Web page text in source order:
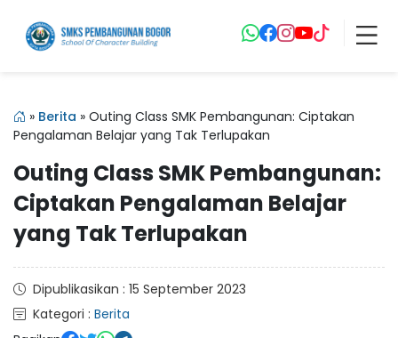
» Berita » Outing Class SMK Pembangunan: Ciptakan
Pengalaman Belajar yang Tak Terlupakan
Outing Class SMK Pembangunan:
Ciptakan Pengalaman Belajar
yang Tak Terlupakan
Dipublikasikan : 15 September 2023
Kategori : Berita